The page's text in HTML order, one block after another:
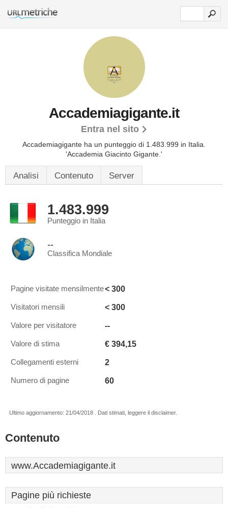
Accademiagigante.it
Entra nel sito
Accademiagigante ha un punteggio di 1.483.999 in Italia.
'Accademia Giacinto Gigante.'
Analisi Contenuto Server
1.483.999
Punteggio in Italia
--
Classifica Mondiale
Pagine visitate mensilmente< 300
Visitatori mensili < 300
Valore per visitatore --
Valore di stima € 394,15
Collegamenti esterni 2
Numero di pagine 60
Ultimo aggiornamento: 21/04/2018 . Dati stimati, leggere il disclaimer.
Contenuto
www.Accademiagigante.it
Pagine più richieste